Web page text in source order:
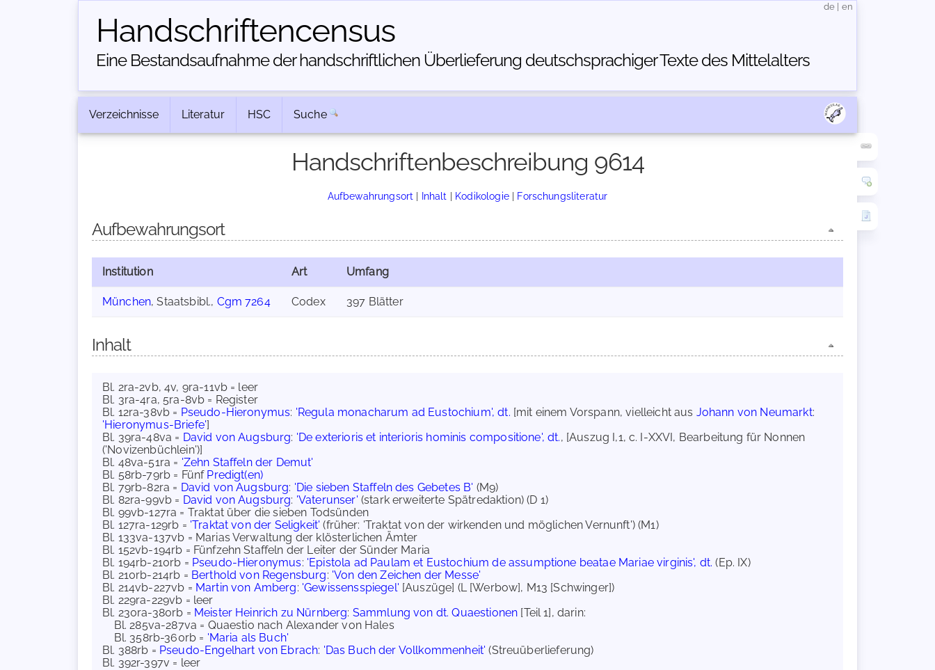
Handschriften­census
Eine Bestandsaufnahme der handschriftlichen Über­lieferung deutschsprachiger Texte des Mittelalters
de en
Verzeichnisse Literatur HSC Suche
Handschriftenbeschreibung 9614
Aufbewahrungsort | Inhalt | Kodikologie| Forschungsliteratur
Aufbewahrungsort
Institution Art Umfang
München, Staatsbibl., Cgm 7264 Codex 397 Blätter
Inhalt
Bl. 2ra-2vb, 4v, 9ra-11vb = leer
Bl. 3ra-4ra, 5ra-8vb = Register
Bl. 12ra-38vb = Pseudo-Hieronymus: 'Regula monacharum ad Eustochium', dt. [mit einem Vorspann, vielleicht aus Johann von Neumarkt:
'Hieronymus-Briefe']
Bl. 39ra-48va = David von Augsburg: 'De exterioris et interioris hominis compositione', dt., [Auszug I,1, c. I-XXVI, Bearbeitung für Nonnen
('Novizenbüchlein')]
Bl. 48va-51ra = 'Zehn Staffeln der Demut'
Bl. 58rb-79rb = Fünf Predigt(en)
Bl. 79rb-82ra = David von Augsburg: 'Die sieben Staffeln des Gebetes B' (M9)
Bl. 82ra-99vb = David von Augsburg: 'Vaterunser' (stark erweiterte Spätredaktion) (D 1)
Bl. 99vb-127ra = Traktat über die sieben Todsünden
Bl. 127ra-129rb = 'Traktat von der Seligkeit' (früher: 'Traktat von der wirkenden und möglichen Vernunft') (M1)
Bl. 133va-137vb = Marias Verwaltung der klösterlichen Ämter
Bl. 152vb-194rb = Fünfzehn Staffeln der Leiter der Sünder Maria
Bl. 194rb-210rb = Pseudo-Hieronymus: 'Epistola ad Paulam et Eustochium de assumptione beatae Mariae virginis', dt. (Ep. IX)
Bl. 210rb-214rb = Berthold von Regensburg: 'Von den Zeichen der Messe'
Bl. 214vb-227vb = Martin von Amberg: 'Gewissensspiegel' [Auszüge] (L [Werbow], M13 [Schwinger])
Bl. 229ra-229vb = leer
Bl. 230ra-380rb = Meister Heinrich zu Nürnberg: Sammlung von dt. Quaestionen [Teil 1], darin:
Bl. 285va-287va = Quaestio nach Alexander von Hales
Bl. 358rb-360rb = 'Maria als Buch'
Bl. 388rb = Pseudo-Engelhart von Ebrach: 'Das Buch der Vollkommenheit' (Streuüberlieferung)
Bl. 392r-397v = leer